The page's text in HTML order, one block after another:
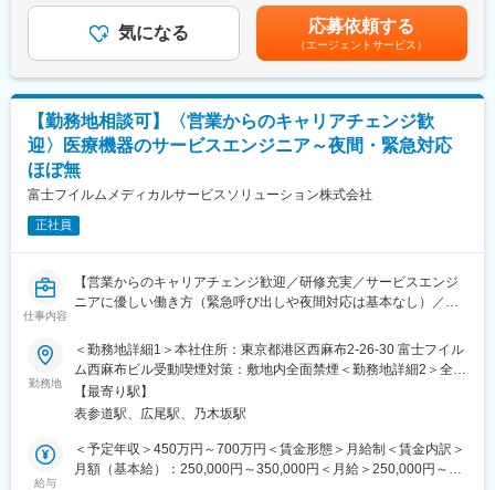
す。
・会計システムおよび周辺オペレーションの整備
・監査法人対応
・経営陣向けレポーティング資料の作成
・各部門と連携した管理体制の構築・改善
・日常経理業務の運営および改善
※ご経験やご志向に応じてマネジメントやスペシャリストとしての
■ポジションの面白さ
・AI活用による業務自動化・高度化を積極的に推進しており、定
型業務の効率化だけでなく、より付加価値の高い業務へ注力でき
・監査法人レビュー対応の立ち上げや内部統制整備など、事業成
長に伴う管理体制高度化の中核を担うことができます
給与補足＞※面談を通じてスキル等をもとに決定します。賃金はあ
くまでも目安の金額であり、選考を通じて上下する可能性があり
ます。月給(月額)は固定手当を含めた表記です。
気になる 応募依頼する
（エージェントサービス）
【勤務地相談可】〈営業からのキャリアチェンジ歓
迎〉医療機器のサービスエンジニア～夜間・緊急対応
ほぼ無
富士フイルムメディカルサービスソリューション株式会社
正社員
仕事内容
【営業からのキャリアチェンジ歓迎／研修充実／サービスエンジ
ニアに優しい働き方（緊急呼び出しや夜間対応は基本なし）／医
／企業都合の転勤ほぼ無】
■職務内容：
同グループの医療機器の設置や、既にご導入頂いているクリニッ
クへの保守サポートを担当するサービスエンジニア職になりま
す。1日の訪問頻度は点検、オンコール呼び出しを含み2～3件程
度になります。
■職務内容詳細：
勤務地
＜勤務地詳細1＞本社住所：東京都港区西麻布2-26-30 富士フイル
ム西麻布ビル受動喫煙対策：敷地内全面禁煙＜勤務地詳細2＞全国
営業所住所：東京都 初任地希望を出した上で、内定時に決定しま
す。受動喫煙対策：屋内全面禁煙変更の範囲：会社の定める事業
【最寄り駅】
表参道駅、広尾駅、乃木坂駅
給与
＜予定年収＞450万円～700万円＜賃金形態＞月給制＜賃金内訳＞
月額（基本給）：250,000円～350,000円＜月給＞250,000円～